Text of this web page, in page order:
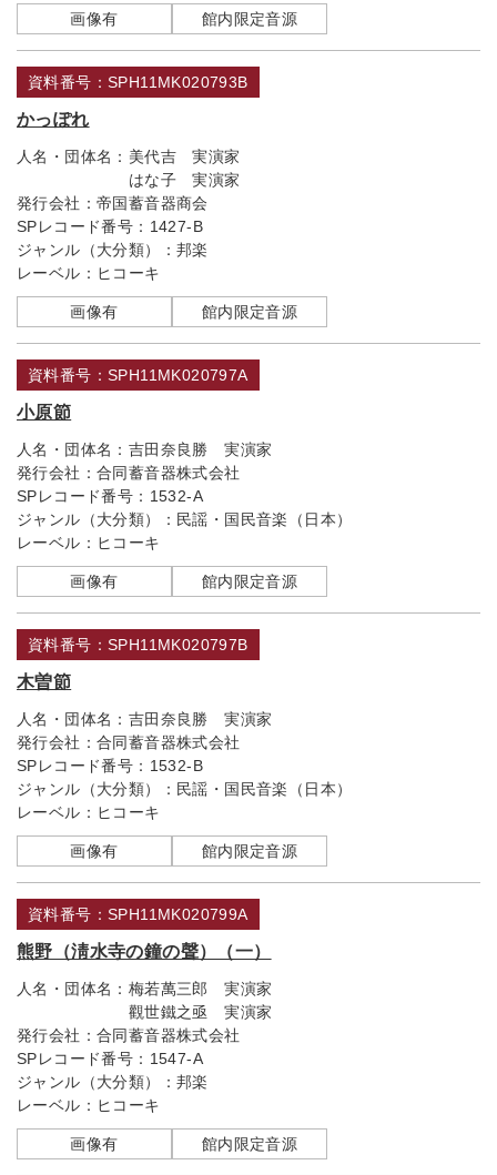
画像有 館内限定音源
資料番号：SPH11MK020793B
かっぽれ
人名・団体名： 美代吉 実演家
はな子 実演家
発行会社： 帝国蓄音器商会
SPレコード番号： 1427-B
ジャンル（大分類）： 邦楽
レーベル： ヒコーキ
画像有 館内限定音源
資料番号：SPH11MK020797A
小原節
人名・団体名： 吉田奈良勝 実演家
発行会社： 合同蓄音器株式会社
SPレコード番号： 1532-A
ジャンル（大分類）： 民謡・国民音楽（日本）
レーベル： ヒコーキ
画像有 館内限定音源
資料番号：SPH11MK020797B
木曽節
人名・団体名： 吉田奈良勝 実演家
発行会社： 合同蓄音器株式会社
SPレコード番号： 1532-B
ジャンル（大分類）： 民謡・国民音楽（日本）
レーベル： ヒコーキ
画像有 館内限定音源
資料番号：SPH11MK020799A
熊野（淸水寺の鐘の聲）（一）
人名・団体名： 梅若萬三郎 実演家
觀世鐵之亟 実演家
発行会社： 合同蓄音器株式会社
SPレコード番号： 1547-A
ジャンル（大分類）： 邦楽
レーベル： ヒコーキ
画像有 館内限定音源